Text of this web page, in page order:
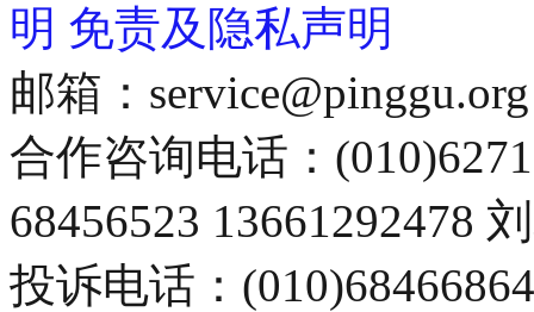
明 免责及隐私声明
邮箱：service@pinggu.org
合作咨询电话：
68456523 13661292478
投诉电话：